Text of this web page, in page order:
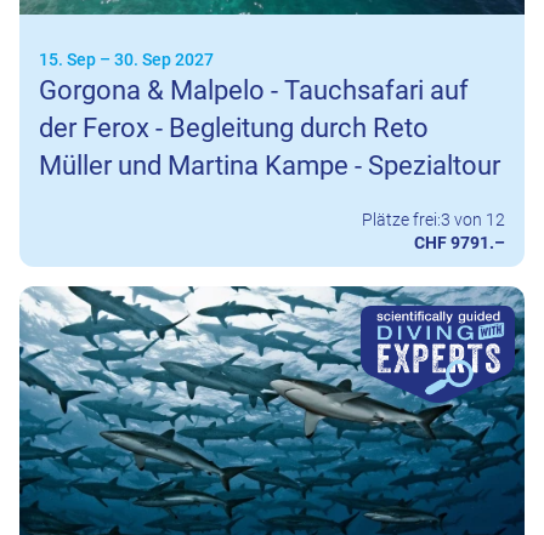
15. Sep – 30. Sep 2027
Gorgona & Malpelo - Tauchsafari auf
der Ferox - Begleitung durch Reto
Müller und Martina Kampe - Spezialtour
Plätze frei:3 von 12
CHF 9791.–